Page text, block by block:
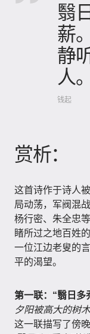
翳
薪。
静
人。
钱起
赏析：
这首诗作于诗人
局动荡，军阀混
杨行密、朱全忠
睹所过之地百姓
一位江边老叟的
平的渴望。
第一联：“翳日多
夕阳被高大的树
这一联描写了傍